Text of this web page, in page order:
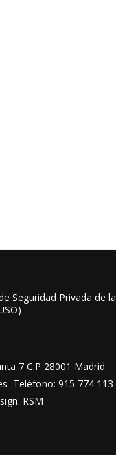
Seguridad Privada de la
7 C.P 28001 Madrid
Teléfono: 915 774 113
RSM